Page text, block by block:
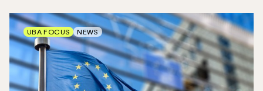
UBA FOCUS NEWS